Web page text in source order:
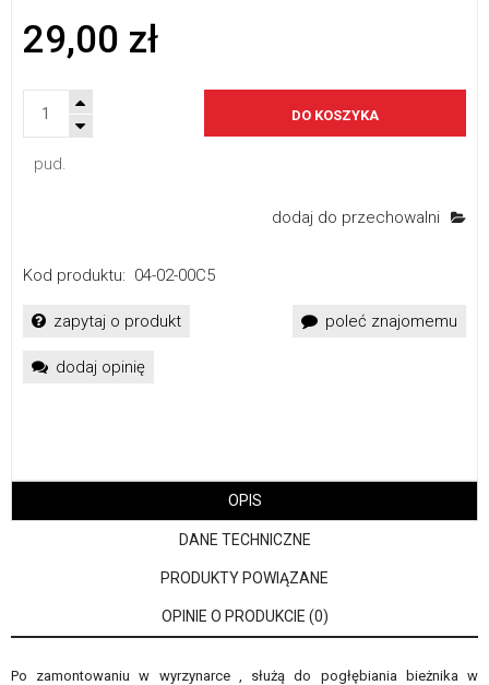
29,00 zł
pud.
DO KOSZYKA
dodaj do przechowalni
Kod produktu: 04-02-00C5
zapytaj o produkt poleć znajomemu
dodaj opinię
OPIS
DANE TECHNICZNE
PRODUKTY POWIĄZANE
OPINIE O PRODUKCIE (0)
Po zamontowaniu w wyrzynarce , służą do pogłębiania bieżnika w